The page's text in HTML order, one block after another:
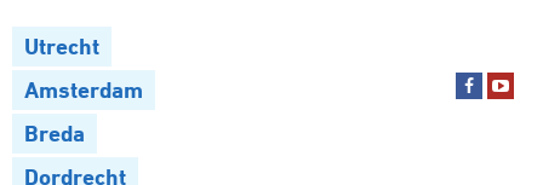
Utrecht
Amsterdam
Breda
Dordrecht